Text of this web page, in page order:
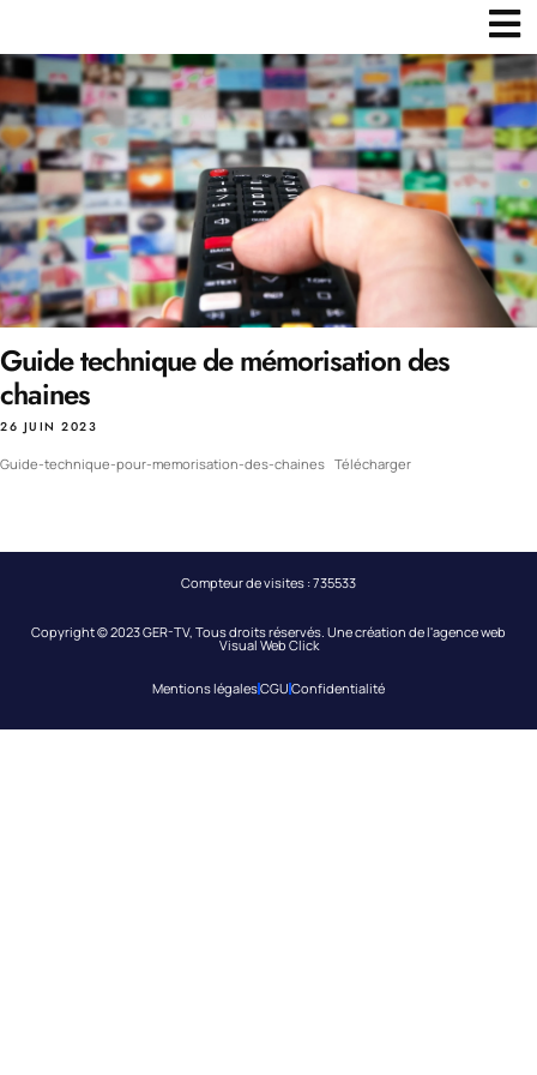
Guide technique de mémorisation des
chaines
26 JUIN 2023
Guide-technique-pour-memorisation-des-chaines Télécharger
Compteur de visites :735533
Copyright © 2023 GER-TV, Tous droits réservés. Une création de l'agence web
Visual Web Click
Mentions légalesCGU Confidentialité